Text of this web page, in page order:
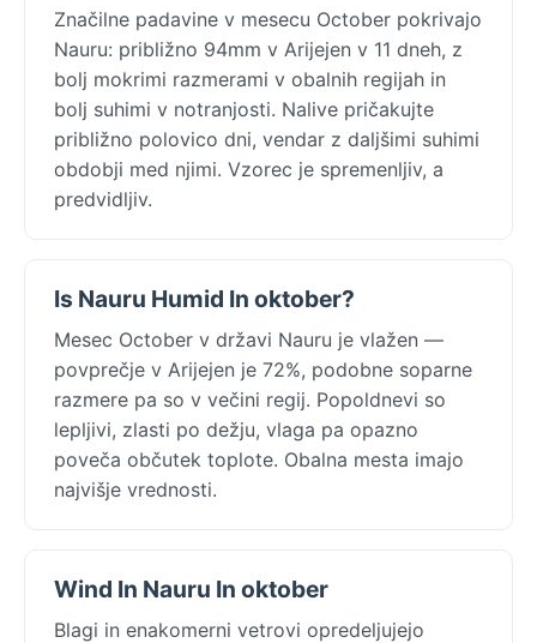
Značilne padavine v mesecu October pokrivajo
Nauru: približno 94mm v Arijejen v 11 dneh, z
bolj mokrimi razmerami v obalnih regijah in
bolj suhimi v notranjosti. Nalive pričakujte
približno polovico dni, vendar z daljšimi suhimi
obdobji med njimi. Vzorec je spremenljiv, a
predvidljiv.
Is Nauru Humid In oktober?
Mesec October v državi Nauru je vlažen —
povprečje v Arijejen je 72%, podobne soparne
razmere pa so v večini regij. Popoldnevi so
lepljivi, zlasti po dežju, vlaga pa opazno
poveča občutek toplote. Obalna mesta imajo
najvišje vrednosti.
Wind In Nauru In oktober
Blagi in enakomerni vetrovi opredeljujejo